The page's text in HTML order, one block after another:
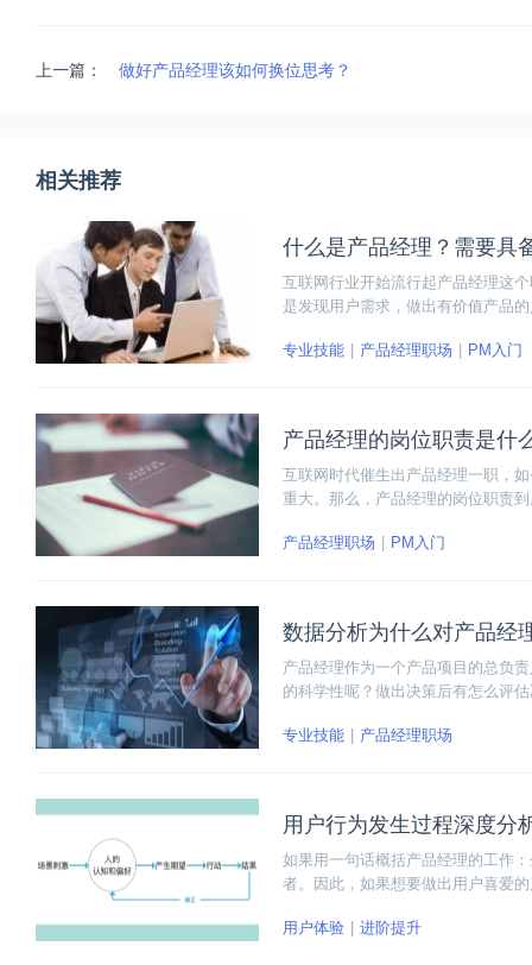
上一篇： 做好产品经理该如何换位思考？
相关推荐
什么是产品经理？需要具
互联网行业开始流行起产品经理这
是发现用户需求，做出有价值产品
员、运营人员、UI设计师等等，转
专业技能 产品经理职场 PM入门
产品经理的岗位职责是什
互联网时代催生出产品经理一职，
重大。那么，产品经理的岗位职责
位。
产品经理职场 PM入门
数据分析为什么对产品经
产品经理作为一个产品项目的总负
的科学性呢？做出决策后有怎么评
专业技能
产品经理职场
用户行为发生过程深度分
如果用一句话概括产品经理的工作
者。因此，如果想要做出用户喜爱
用户体验
进阶提升